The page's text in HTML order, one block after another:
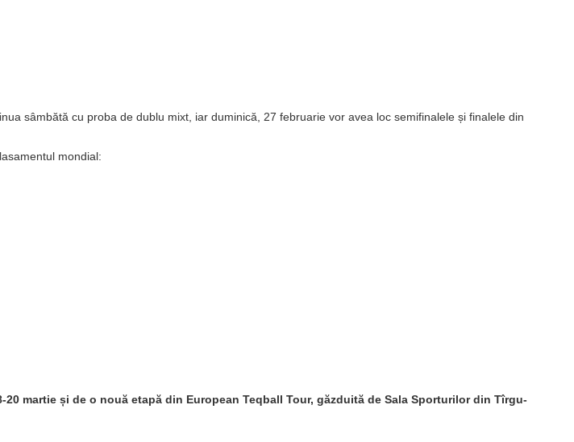
sâmbătă cu proba de dublu mixt, iar duminică, 27 februarie vor avea loc semifinalele și finalele din
mondial:
martie și de o nouă etapă din European Teqball Tour, găzduită de Sala Sporturilor din Tîrgu-